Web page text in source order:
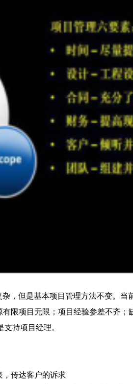
，但是基本项目管理方法不变。当
限项目无限；项目经验参差不齐；
持项目经理。
，传达客户的诉求